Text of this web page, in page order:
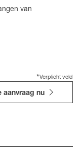
van
*Verplicht veld
aanvraag nu